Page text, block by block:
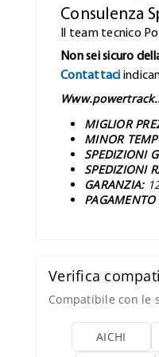
Consulenza
Il team tecnico
Non sei sicuro
Contattaci
MIGLIOR
MINOR
SPEDIZIONI
SPEDIZIONI
GARANZIA:
PAGAMENTO
Verifica
Compatibile con le
AICHI